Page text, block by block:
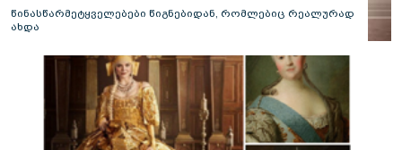
წინასწარმეტყველებები წიგნებიდან, რომლებიც რეალურად
ახდა